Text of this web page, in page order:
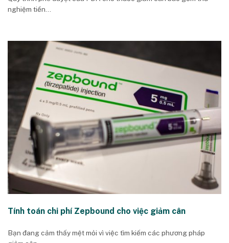
nghiệm tiền...
Tính toán chi phí Zepbound cho việc giảm cân
Bạn đang cảm thấy mệt mỏi vì việc tìm kiếm các phương pháp